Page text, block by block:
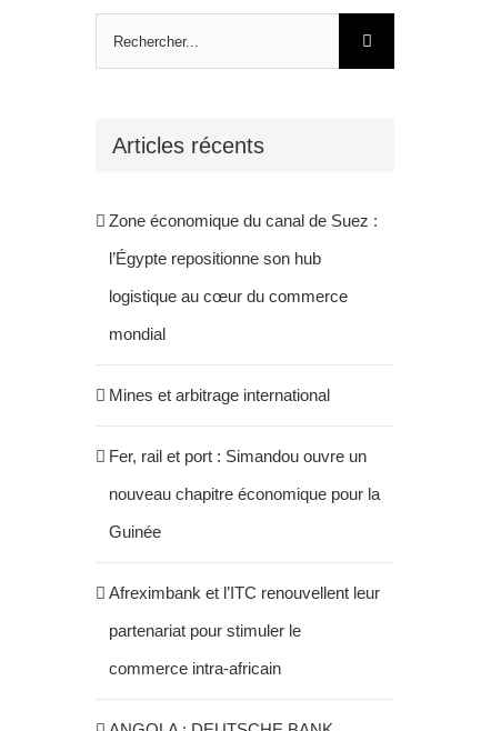
Articles récents
Zone économique du canal de Suez :
l’Égypte repositionne son hub
logistique au cœur du commerce
mondial
Mines et arbitrage international
Fer, rail et port : Simandou ouvre un
nouveau chapitre économique pour la
Guinée
Afreximbank et l’ITC renouvellent leur
partenariat pour stimuler le
commerce intra-africain